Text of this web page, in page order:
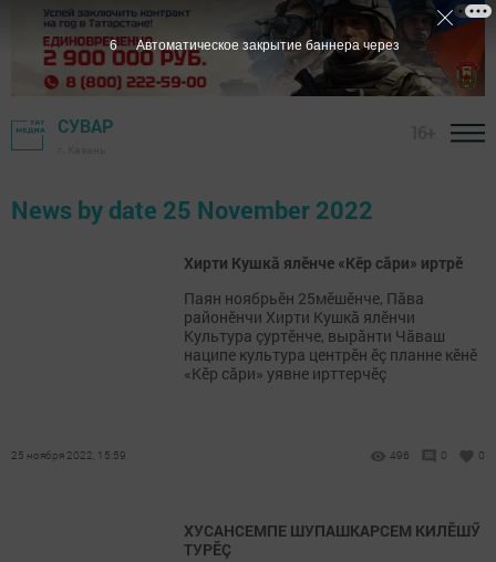
СУВАР
News by date 25 November 2022
Хирти Кушкă ялӗнче «Кӗр сăри» иртрӗ
Паян ноябрьӗн 25мӗшӗнче, Пăва
районӗнчи Хирти Кушкă ялӗнчи
Культура çypтӗнче, вырăнти Чăваш
наципе культура центрӗн ӗç планне кӗнӗ
«Кӗр сăри» уявне ирттерчӗç
25 ноября 2022, 15:59 496 0 0
ХУСАНСЕМПЕ ШУПАШКАРСЕМ КИЛӖШӲ
ТУРӖÇ
6 Автоматическое закрытие баннера через